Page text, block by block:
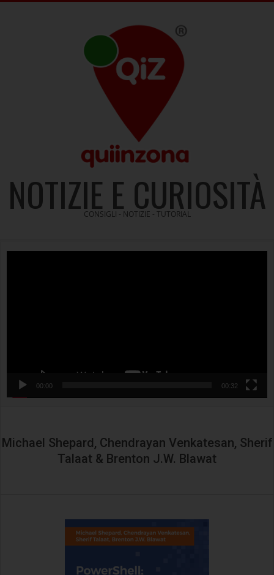
NOTIZIE E CURIOSITÀ
CONSIGLI - NOTIZIE - TUTORIAL
00:00 00:32
Michael Shepard, Chendrayan Venkatesan, Sherif
Talaat & Brenton J.W. Blawat